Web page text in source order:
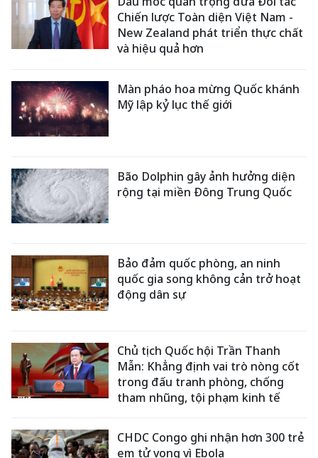
Chiến lược Toàn diện Việt Nam -
New Zealand phát triển thực chất
và hiệu quả hơn
Màn pháo hoa mừng Quốc khánh
Mỹ lập kỷ lục thế giới
Bão Dolphin gây ảnh hưởng diện
rộng tại miền Đông Trung Quốc
Bảo đảm quốc phòng, an ninh
quốc gia song không cản trở hoạt
động dân sự
Chủ tịch Quốc hội Trần Thanh
Mẫn: Khẳng định vai trò nòng cốt
trong đấu tranh phòng, chống
tham nhũng, tội phạm kinh tế
CHDC Congo ghi nhận hơn 300 trẻ
em tử vong vì Ebola